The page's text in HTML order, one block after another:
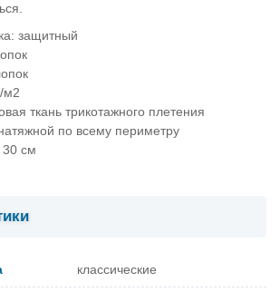
защитный
м2
ткань трикотажного плетения
по всему периметру
30 см
классические